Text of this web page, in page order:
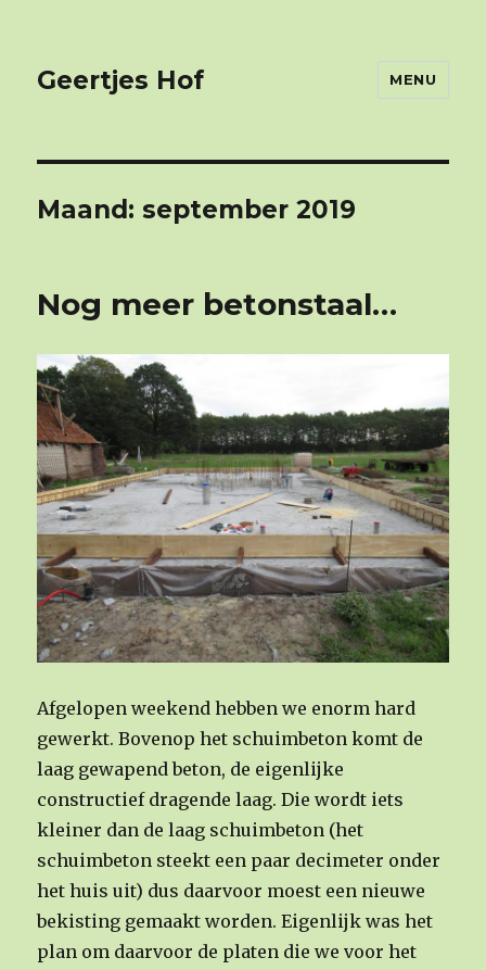
Geertjes Hof MENU
Maand: september 2019
Nog meer betonstaal…
Afgelopen weekend hebben we enorm hard
gewerkt. Bovenop het schuimbeton komt de
laag gewapend beton, de eigenlijke
constructief dragende laag. Die wordt iets
kleiner dan de laag schuimbeton (het
schuimbeton steekt een paar decimeter onder
het huis uit) dus daarvoor moest een nieuwe
bekisting gemaakt worden. Eigenlijk was het
plan om daarvoor de platen die we voor het